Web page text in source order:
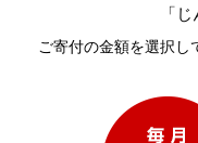
「
ご寄付の金額を選択し